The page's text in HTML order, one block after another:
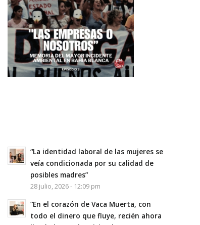
“La identidad laboral de las mujeres se
veía condicionada por su calidad de
posibles madres”
28 julio, 2026 - 12:09 pm
“En el corazón de Vaca Muerta, con
todo el dinero que fluye, recién ahora